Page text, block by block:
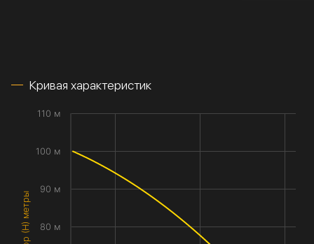
Кривая характеристик
Напор (H) метры 80 м
90 м
100 м
110 м